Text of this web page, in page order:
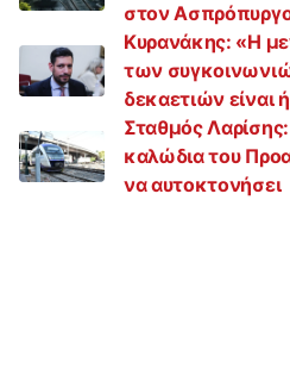
στον
Κυρανάκης: «Η
των
δεκαετιών είναι
Σταθμός
καλώδια του
να αυτοκτονήσει